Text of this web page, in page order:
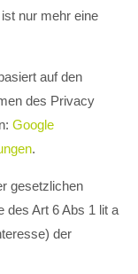
nur mehr eine
auf den
des Privacy
Google
.
gesetzlichen
des Art 6 Abs 1 lit a
der